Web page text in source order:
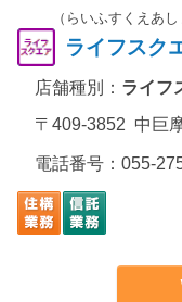
（らいふすくえあし
ライフスク
店舗種別： ライフ
〒409-3852 中巨
電話番号： 055-